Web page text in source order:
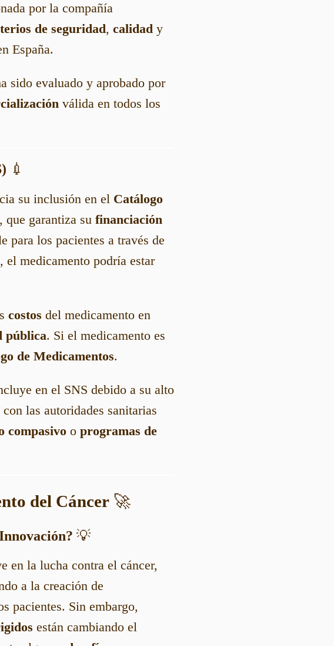
por la compañía
de seguridad, calidad y
España.
sido evaluado y aprobado por
válida en todos los
💉
su inclusión en el Catálogo
que garantiza su financiación
para los pacientes a través de
el medicamento podría estar
costos del medicamento en
pública. Si el medicamento es
de Medicamentos.
en el SNS debido a su alto
con las autoridades sanitarias
compasivo o programas de
del Cáncer 🚀
💡
en la lucha contra el cáncer,
a la creación de
pacientes. Sin embargo,
están cambiando el